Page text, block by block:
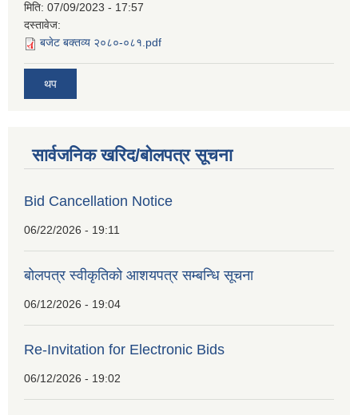
मिति: 07/09/2023 - 17:57
दस्तावेज:
बजेट बक्तव्य २०८०-०८१.pdf
थप
सार्वजनिक खरिद/बोलपत्र सूचना
Bid Cancellation Notice
06/22/2026 - 19:11
बोलपत्र स्वीकृतिको आशयपत्र सम्बन्धि सूचना
06/12/2026 - 19:04
Re-Invitation for Electronic Bids
06/12/2026 - 19:02